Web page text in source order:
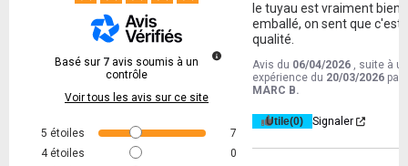
Basé sur 7 avis soumis à un
contrôle
Voir tous les avis sur ce site
5 étoiles
7
4 étoiles
0
le tuyau est vraiment bien
emballé, on sent que c'est
qualité.
Avis du 06/04/2026 , suite à
expérience du 20/03/2026 par
MARC B.
Utile(0) Signaler